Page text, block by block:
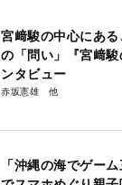
宮﨑駿の中心にあ
の「問い」『宮﨑
ンタビュー
赤坂憲雄
「沖縄の海でゲー